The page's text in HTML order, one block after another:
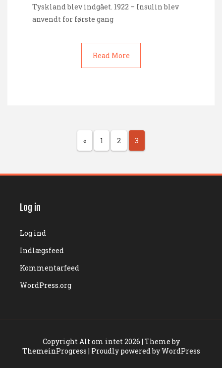
Tyskland blev indgået. 1922 – Insulin blev
anvendt for første gang
Read More
« 1 2 3
Log in
Log ind
Indlægsfeed
Kommentarfeed
WordPress.org
Copyright Alt om intet 2026 | Theme by
ThemeinProgress | Proudly powered by WordPress